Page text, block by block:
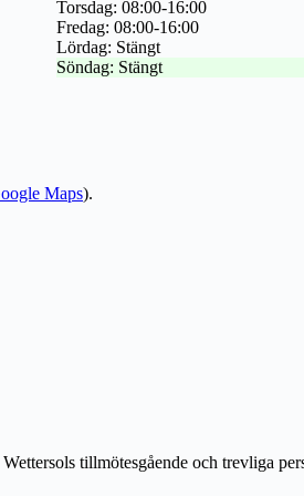
Torsdag: 08:00-16:00
Fredag: 08:00-16:00
Lördag: Stängt
Söndag: Stängt
Maps).
tillmötesgående och trevliga